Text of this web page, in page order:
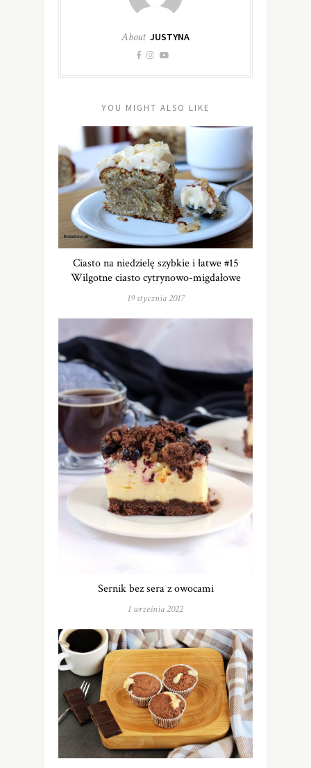
About JUSTYNA
YOU MIGHT ALSO LIKE
Ciasto na niedzielę szybkie i łatwe #15
Wilgotne ciasto cytrynowo-migdałowe
19 stycznia 2017
Sernik bez sera z owocami
1 września 2022